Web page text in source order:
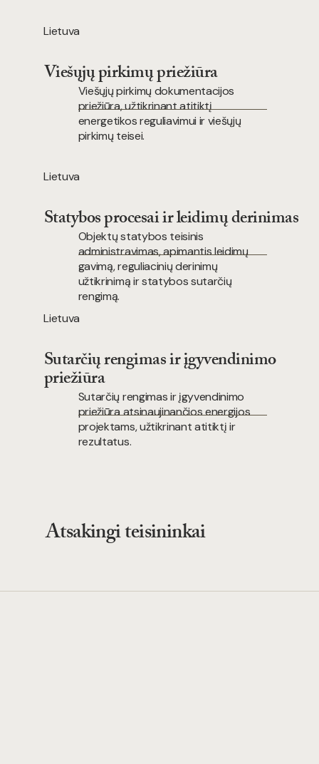
Lietuva
Viešųjų pirkimų priežiūra
Viešųjų pirkimų dokumentacijos
priežiūra, užtikrinant atitiktį
energetikos reguliavimui ir viešųjų
pirkimų teisei.
Lietuva
Statybos procesai ir leidimų derinimas
Objektų statybos teisinis
administravimas, apimantis leidimų
gavimą, reguliacinių derinimų
užtikrinimą ir statybos sutarčių
rengimą.
Lietuva
Sutarčių rengimas ir įgyvendinimo
priežiūra
Sutarčių rengimas ir įgyvendinimo
priežiūra atsinaujinančios energijos
projektams, užtikrinant atitiktį ir
rezultatus.
Atsakingi teisininkai